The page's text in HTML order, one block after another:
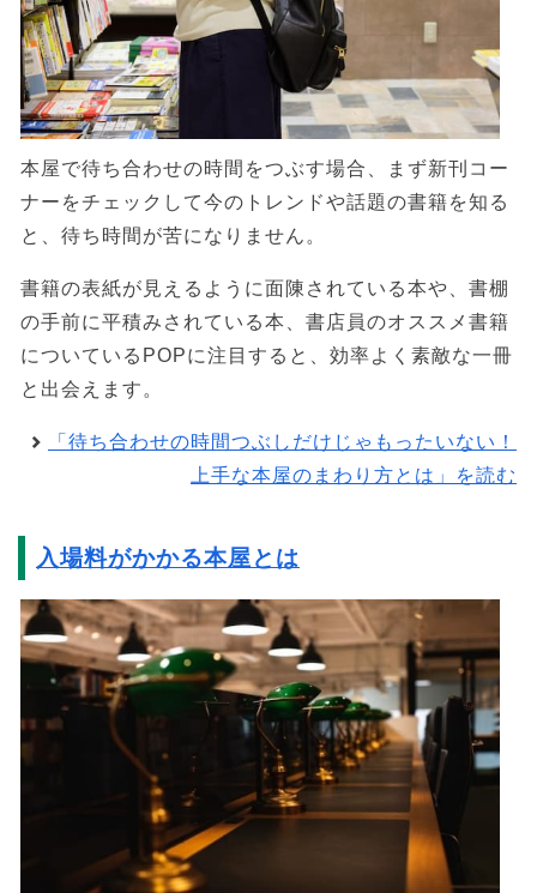
本屋で待ち合わせの時間をつぶす場合、まず新刊コー
ナーをチェックして今のトレンドや話題の書籍を知る
と、待ち時間が苦になりません。
書籍の表紙が見えるように面陳されている本や、書棚
の手前に平積みされている本、書店員のオススメ書籍
についているPOPに注目すると、効率よく素敵な一冊
と出会えます。
「待ち合わせの時間つぶしだけじゃもったいない！
上手な本屋のまわり方とは」を読む
入場料がかかる本屋とは